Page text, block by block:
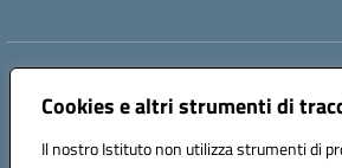
Cookies e altri strumenti di
Il nostro Istituto non utilizza strumenti di
Centralino:0923 569559 Email:
Posta elettronica certificata (PEC):
Codice fiscale: 93066580817